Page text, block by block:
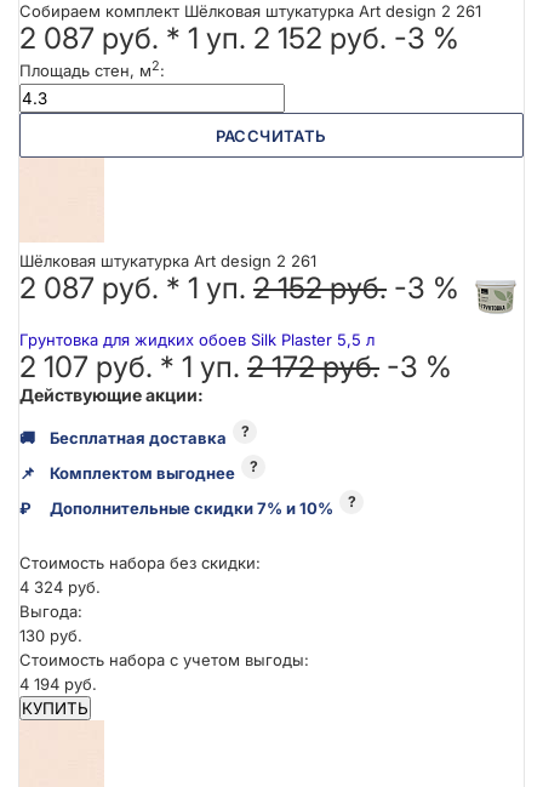
Собираем комплект Шёлковая штукатурка Art design 2 261
2 087 руб. * 1 уп. 2 152 руб. -3 %
Площадь стен, м2:
РАССЧИТАТЬ
Шёлковая штукатурка Art design 2 261
2 087 руб. * 1 уп. 2 152 руб. -3 %
Грунтовка для жидких обоев Silk Plaster 5,5 л
2 107 руб. * 1 уп. 2 172 руб. -3 %
Действующие акции:
🚚 Бесплатная доставка ?
📌 Комплектом выгоднее ?
₽ Дополнительные скидки 7% и 10% ?
Стоимость набора без скидки:
4 324 руб.
Выгода:
130 руб.
Стоимость набора с учетом выгоды:
4 194 руб.
КУПИТЬ